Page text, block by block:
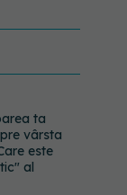
ta
vârsta
este
al